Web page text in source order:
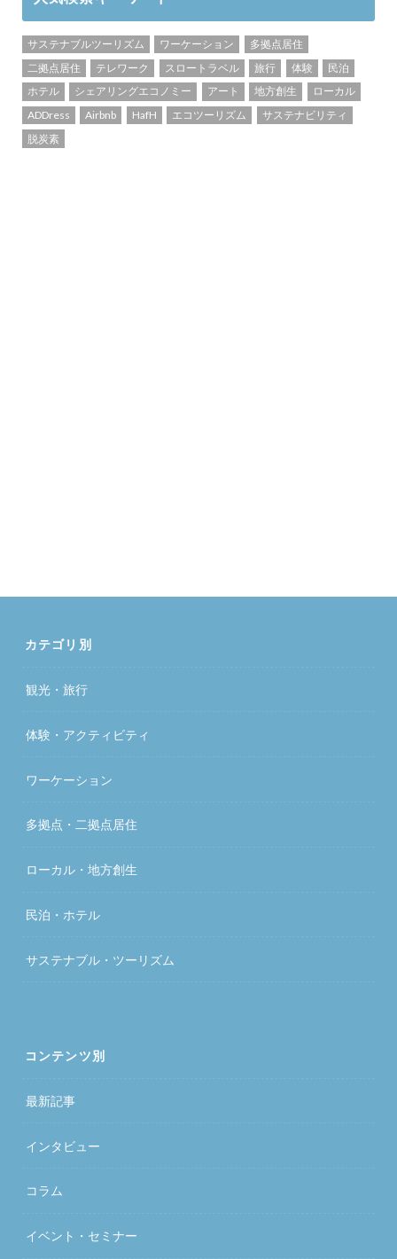
サステナブルツーリズム ワーケーション
多拠点居住
二拠点居住
テレワーク スロートラベル 旅行 体験
民泊
ホテル
シェアリングエコノミー アート 地方創生
ローカル
ADDress
Airbnb HafH エコツーリズム
サステナビリティ
脱炭素
カテゴリ別
観光・旅行
体験・アクティビティ
ワーケーション
多拠点・二拠点居住
ローカル・地方創生
民泊・ホテル
サステナブル・ツーリズム
コンテンツ別
最新記事
インタビュー
コラム
イベント・セミナー